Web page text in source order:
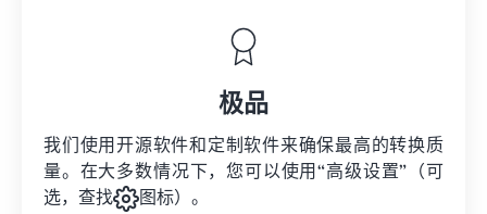
极品
我们使用开源软件和定制软件来确保最高的转换质
量。在大多数情况下，您可以使用“高级设置”（可
选，查找
图标）。